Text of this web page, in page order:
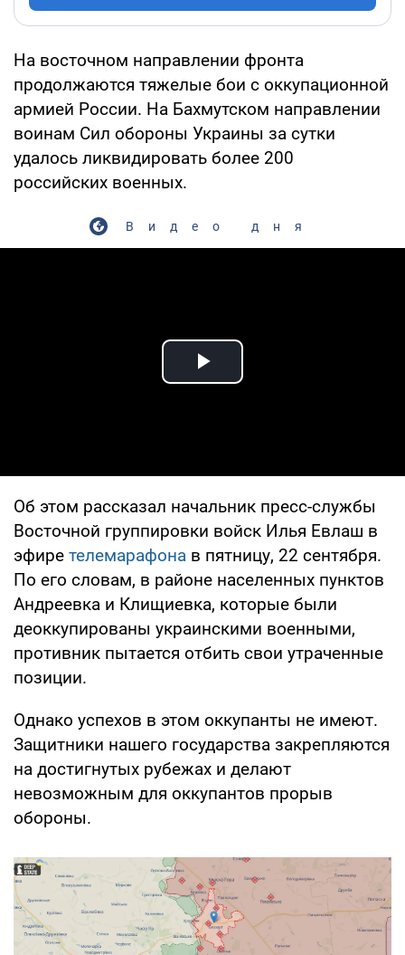
На восточном направлении фронта
продолжаются тяжелые бои с оккупационной
армией России. На Бахмутском направлении
воинам Сил обороны Украины за сутки
удалось ликвидировать более 200
российских военных.
Видео дня
Play Video
Об этом рассказал начальник пресс-службы
Восточной группировки войск Илья Евлаш в
эфире телемарафона в пятницу, 22 сентября.
По его словам, в районе населенных пунктов
Андреевка и Клищиевка, которые были
деоккупированы украинскими военными,
противник пытается отбить свои утраченные
позиции.
Однако успехов в этом оккупанты не имеют.
Защитники нашего государства закрепляются
на достигнутых рубежах и делают
невозможным для оккупантов прорыв
обороны.